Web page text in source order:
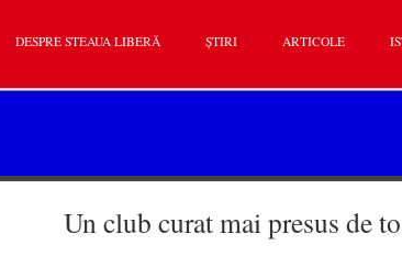
DESPRE STEAUA LIBERĂ ȘTIRI ARTICOLE
Un club curat mai presus de